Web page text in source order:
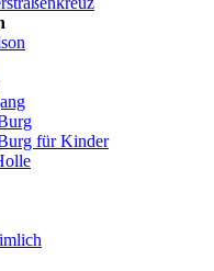
für Kinder